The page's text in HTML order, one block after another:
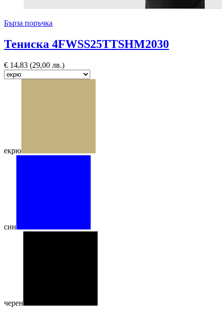
Бърза поръчка
Тениска 4FWSS25TTSHM2030
€ 14,83 (29,00 лв.)
екрю
син
черен